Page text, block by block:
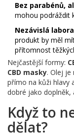
Bez parabénů,
mohou podráždit
Nezávislá
produkt by měl
přítomnost
Nejčastější formy:
CBD masky. Olej je
přímo na kůži hlavy
dobré jako doplněk,
Když to
dělat?